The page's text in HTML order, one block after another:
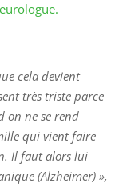
cela devient
très triste parce
on ne se rend
qui vient faire
Il faut alors lui
(Alzheimer) »,